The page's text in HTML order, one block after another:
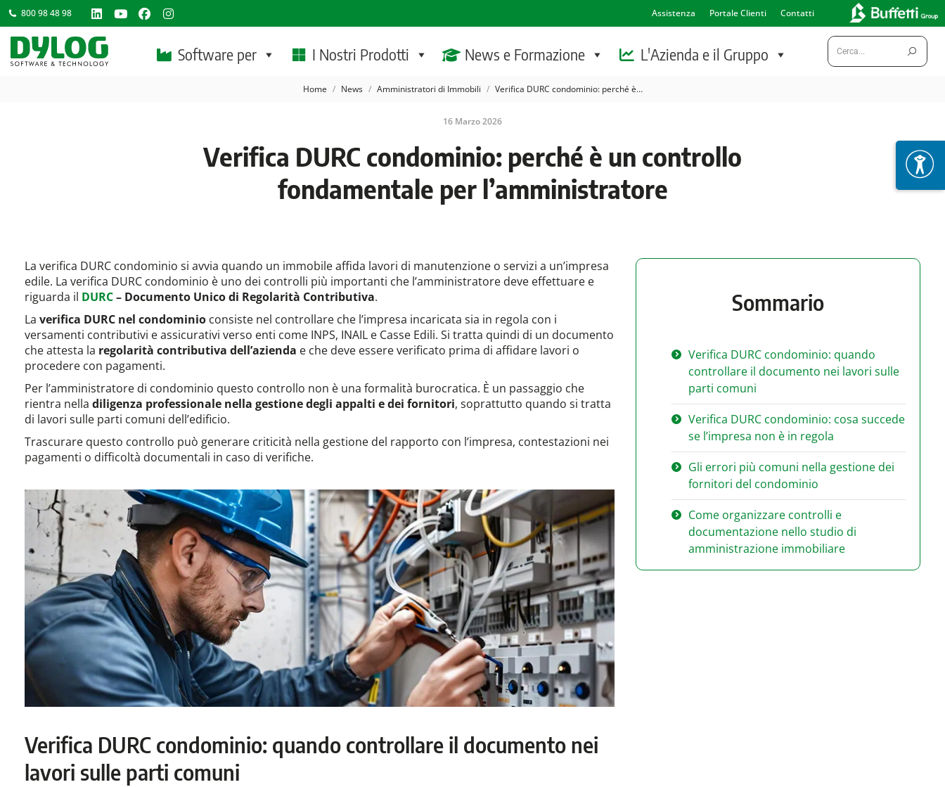
800 98 48 98
Linkedin
page
opens
YouTubeFacebook
page
opens
Instagram
opens
Assistenza Portale Clienti Contatti
Software per I Nostri Prodotti News e Formazione L'Azienda e il Gruppo
Cerca:
Tu sei qui:
Home News Amministratori di Immobili Verifica DURC condominio: perché è…
16 Marzo 2026
Verifica DURC condominio: perché è un controllo
fondamentale per l’amministratore
La verifica DURC condominio si avvia quando un immobile affida lavori di manutenzione o servizi a un’impresa
edile. La verifica DURC condominio è uno dei controlli più importanti che l’amministratore deve effettuare e
riguarda il DURC– Documento Unico di Regolarità Contributiva.
La verifica DURC nel condominio consiste nel controllare che l’impresa incaricata sia in regola con i
versamenti contributivi e assicurativi verso enti come INPS, INAIL e Casse Edili. Si tratta quindi di un documento
che attesta la regolarità contributiva dell’azienda e che deve essere verificato prima di affidare lavori o
procedere con pagamenti.
Per l’amministratore di condominio questo controllo non è una formalità burocratica. È un passaggio che
rientra nella diligenza professionale nella gestione degli appalti e dei fornitori, soprattutto quando si tratta
di lavori sulle parti comuni dell’edificio.
Trascurare questo controllo può generare criticità nella gestione del rapporto con l’impresa, contestazioni nei
pagamenti o difficoltà documentali in caso di verifiche.
Verifica DURC condominio: quando controllare il documento nei
lavori sulle parti comuni
Sommario
Verifica DURC condominio: quando
controllare il documento nei lavori sulle
parti comuni
Verifica DURC condominio: cosa succede
se l’impresa non è in regola
Gli errori più comuni nella gestione dei
fornitori del condominio
Come organizzare controlli e
documentazione nello studio di
amministrazione immobiliare